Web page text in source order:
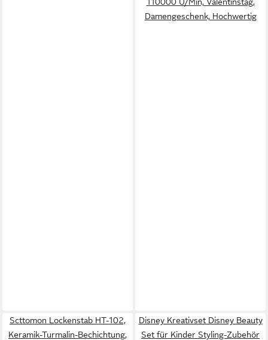
Damengeschenk, Hochwertig
Scttomon Lockenstab HT-102,
Keramik-Turmalin-Bechichtung,
Disney Kreativset Disney Beauty
Set für Kinder Styling-Zubehör